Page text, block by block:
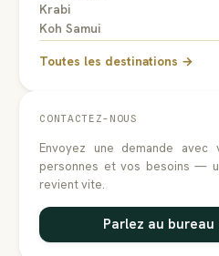
Krabi
Koh Samui
Toutes les destinations →
CONTACTEZ-NOUS
Envoyez une demande
personnes et vos besoins —
revient vite.
Parlez au bureau